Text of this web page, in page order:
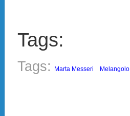
Tags:
Tags: Marta Messeri Melangolo